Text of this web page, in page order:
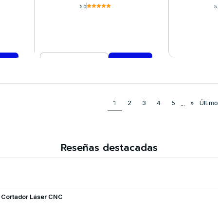
5.0
1 2 3 4 5 ... » Último
Reseñas destacadas
Láser CNC